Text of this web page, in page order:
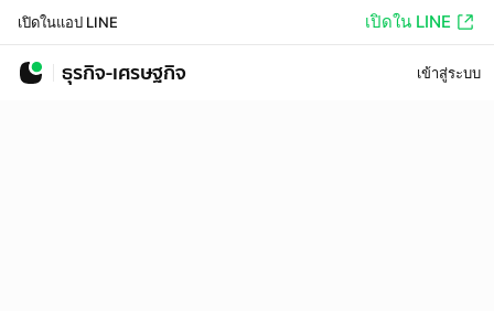
เปิดในแอป LINE เปิดใน LINE
ธุรกิจ-เศรษฐกิจ เข้าสู่ระบบ